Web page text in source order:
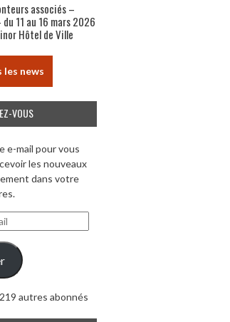
associés –
11 au 16 mars 2026
Hôtel de Ville
news
VOUS
e-mail pour vous
les nouveaux
dans votre
autres abonnés